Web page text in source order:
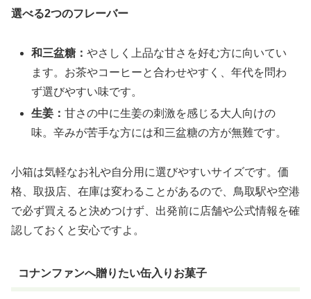
選べる2つのフレーバー
和三盆糖：やさしく上品な甘さを好む方に向いてい
ます。お茶やコーヒーと合わせやすく、年代を問わ
ず選びやすい味です。
生姜：甘さの中に生姜の刺激を感じる大人向けの
味。辛みが苦手な方には和三盆糖の方が無難です。
小箱は気軽なお礼や自分用に選びやすいサイズです。価
格、取扱店、在庫は変わることがあるので、鳥取駅や空港
で必ず買えると決めつけず、出発前に店舗や公式情報を確
認しておくと安心ですよ。
コナンファンへ贈りたい缶入りお菓子